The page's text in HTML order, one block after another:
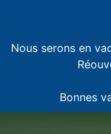
Nous serons en
Bonnes